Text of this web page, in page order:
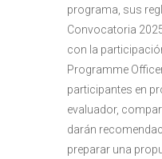
programa, sus
Convocatoria
con la
Programme
participantes en
evaluador,
darán
preparar una